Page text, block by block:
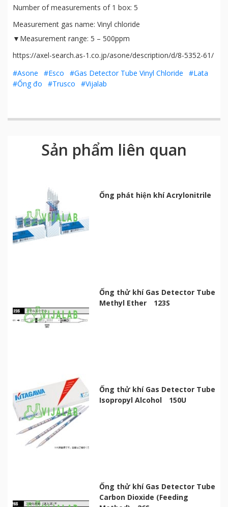
Number of measurements of 1 box: 5
Measurement gas name: Vinyl chloride
▼Measurement range: 5 – 500ppm
https://axel-search.as-1.co.jp/asone/description/d/8-5352-61/
#Asone
#Esco #Gas Detector Tube Vinyl Chloride
#Lata
#Ống đo
#Trusco #Vijalab
Sản phẩm liên quan
Ống phát hiện khí Acrylonitrile
Ống thử khí Gas Detector Tube
Methyl Ether 123S
Ống thử khí Gas Detector Tube
Isopropyl Alcohol 150U
Ống thử khí Gas Detector Tube
Carbon Dioxide (Feeding